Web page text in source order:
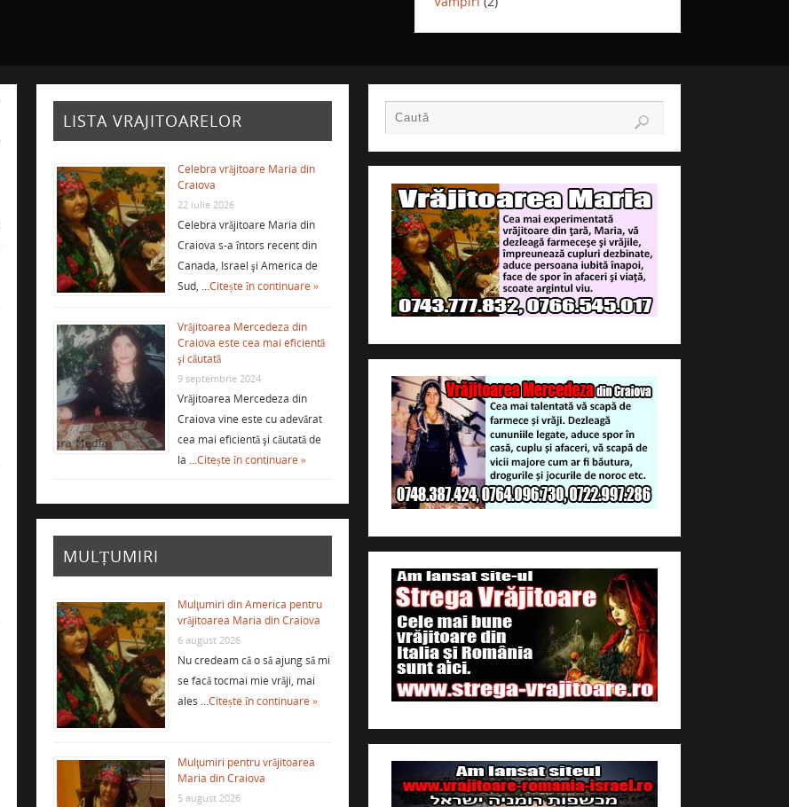
LISTA VRAJITOARELOR
Celebra vrăjitoare Maria din
Craiova
22 iulie 2026
Celebra vrăjitoare Maria din
Craiova s-a întors recent din
Canada, Israel şi America de
Sud, …Citește în continuare »
Vrăjitoarea Mercedeza din
Craiova este cea mai eficientă
şi căutată
9 septembrie 2024
Vrăjitoarea Mercedeza din
Craiova vine este cu adevărat
cea mai eficientă şi căutată de
la …Citește în continuare »
MULȚUMIRI
Mulţumiri din America pentru
vrăjitoarea Maria din Craiova
6 august 2026
Nu credeam că o să ajung să mi
se facă tocmai mie vrăji, mai
ales …Citește în continuare »
Mulţumiri pentru vrăjitoarea
Maria din Craiova
5 august 2026